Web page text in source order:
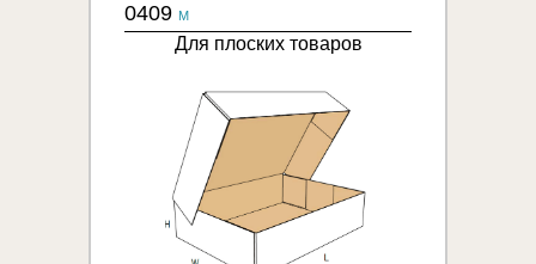
0409 M
Для плоских товаров